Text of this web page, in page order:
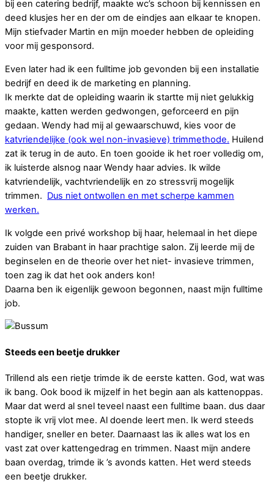
bij een catering bedrijf, maakte wc’s schoon bij kennissen en
deed klusjes her en der om de eindjes aan elkaar te knopen.
Mijn stiefvader Martin en mijn moeder hebben de opleiding
voor mij gesponsord.
Even later had ik een fulltime job gevonden bij een installatie
bedrijf en deed ik de marketing en planning.
Ik merkte dat de opleiding waarin ik startte mij niet gelukkig
maakte, katten werden gedwongen, geforceerd en pijn
gedaan. Wendy had mij al gewaarschuwd, kies voor de
katvriendelijke (ook wel non-invasieve) trimmethode. Huilend
zat ik terug in de auto. En toen gooide ik het roer volledig om,
ik luisterde alsnog naar Wendy haar advies. Ik wilde
katvriendelijk, vachtvriendelijk en zo stressvrij mogelijk
trimmen. Dus niet ontwollen en met scherpe kammen
werken.
Ik volgde een privé workshop bij haar, helemaal in het diepe
zuiden van Brabant in haar prachtige salon. Zij leerde mij de
beginselen en de theorie over het niet- invasieve trimmen,
toen zag ik dat het ook anders kon!
Daarna ben ik eigenlijk gewoon begonnen, naast mijn fulltime
job.
Steeds een beetje drukker
Trillend als een rietje trimde ik de eerste katten. God, wat was
ik bang. Ook bood ik mijzelf in het begin aan als kattenoppas.
Maar dat werd al snel teveel naast een fulltime baan. dus daar
stopte ik vrij vlot mee. Al doende leert men. Ik werd steeds
handiger, sneller en beter. Daarnaast las ik alles wat los en
vast zat over kattengedrag en trimmen. Naast mijn andere
baan overdag, trimde ik ’s avonds katten. Het werd steeds
een beetje drukker.